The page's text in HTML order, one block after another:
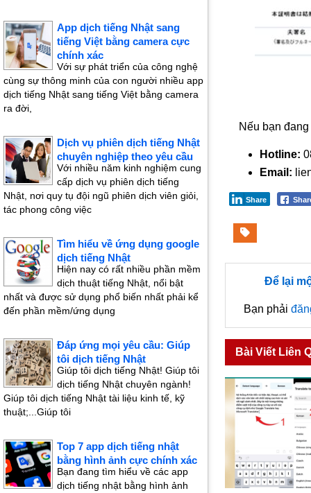
Nếu bạn
Hotline:
Email:
Share
Để lại
Bạn phải
Bài Viết Liên
App dịch tiếng Nhật sang
tiếng Việt bằng camera cực
chính xác
Với sự phát triển của công nghệ
cùng sự thông minh của con người nhiều app
dịch tiếng Nhật sang tiếng Việt bằng camera
ra đời,
Dịch vụ phiên dịch tiếng Nhật
chuyên nghiệp theo yêu cầu
Với nhiều năm kinh nghiệm cung
cấp dịch vụ phiên dịch tiếng
Nhật, nơi quy tụ đội ngũ phiên dịch viên giỏi,
tác phong công việc
Tìm hiểu về ứng dụng google
dịch tiếng Nhật
Hiện nay có rất nhiều phần mềm
dịch thuật tiếng Nhật, nổi bật
nhất và được sử dụng phổ biến nhất phải kể
đến phần mềm/ứng dụng
Đáp ứng mọi yêu cầu: Giúp
tôi dịch tiếng Nhật
Giúp tôi dịch tiếng Nhật! Giúp tôi
dịch tiếng Nhật chuyên ngành!
Giúp tôi dịch tiếng Nhật tài liệu kinh tế, kỹ
thuật;...Giúp tôi
Top 7 app dịch tiếng nhật
bằng hình ảnh cực chính xác
Bạn đang tìm hiểu về các app
dịch tiếng nhật bằng hình ảnh